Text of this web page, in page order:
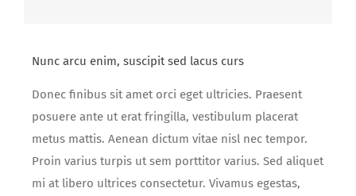
Nunc arcu enim, suscipit sed lacus curs
Donec finibus sit amet orci eget ultricies. Praesent
posuere ante ut erat fringilla, vestibulum placerat
metus mattis. Aenean dictum vitae nisl nec tempor.
Proin varius turpis ut sem porttitor varius. Sed aliquet
mi at libero ultrices consectetur. Vivamus egestas,